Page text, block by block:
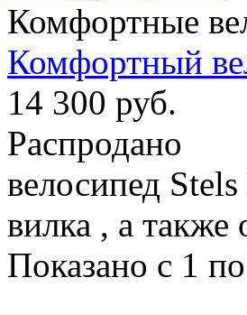
Комфортные
Комфортный
14 300 руб.
Распродано
велосипед
вилка , а также
Показано с 1